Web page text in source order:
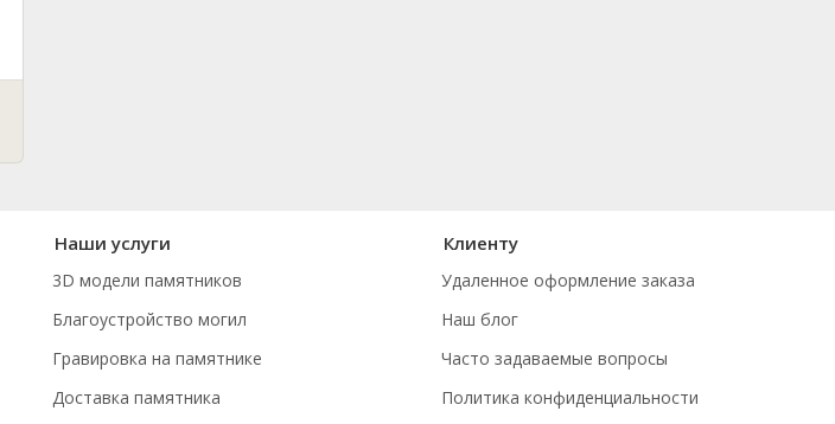
Наши услуги
3D модели памятников
Благоустройство могил
Гравировка на памятнике
Доставка памятника
Клиенту
Удаленное оформление заказа
Наш блог
Часто задаваемые вопросы
Политика конфиденциальности